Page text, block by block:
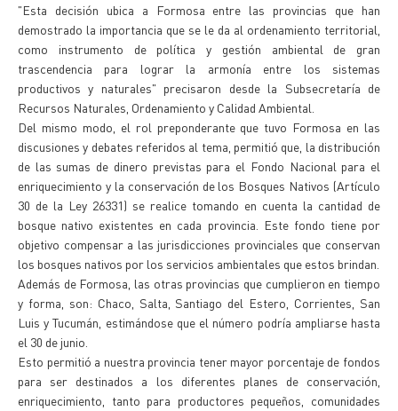
"Esta decisión ubica a Formosa entre las provincias que han
demostrado la importancia que se le da al ordenamiento territorial,
como instrumento de política y gestión ambiental de gran
trascendencia para lograr la armonía entre los sistemas
productivos y naturales" precisaron desde la Subsecretaría de
Recursos Naturales, Ordenamiento y Calidad Ambiental.
Del mismo modo, el rol preponderante que tuvo Formosa en las
discusiones y debates referidos al tema, permitió que, la distribución
de las sumas de dinero previstas para el Fondo Nacional para el
enriquecimiento y la conservación de los Bosques Nativos (Artículo
30 de la Ley 26331) se realice tomando en cuenta la cantidad de
bosque nativo existentes en cada provincia. Este fondo tiene por
objetivo compensar a las jurisdicciones provinciales que conservan
los bosques nativos por los servicios ambientales que estos brindan.
Además de Formosa, las otras provincias que cumplieron en tiempo
y forma, son: Chaco, Salta, Santiago del Estero, Corrientes, San
Luis y Tucumán, estimándose que el número podría ampliarse hasta
el 30 de junio.
Esto permitió a nuestra provincia tener mayor porcentaje de fondos
para ser destinados a los diferentes planes de conservación,
enriquecimiento, tanto para productores pequeños, comunidades